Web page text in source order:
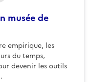
musée de
empirique, les
du temps,
devenir les outils